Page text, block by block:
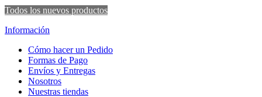
Todos los nuevos productos
Información
Cómo hacer un Pedido
Formas de Pago
Envíos y Entregas
Nosotros
Nuestras tiendas